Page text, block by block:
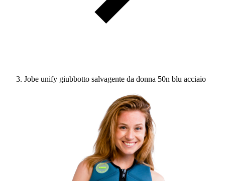
Jobe unify giubbotto salvagente da donna 50n blu acciaio